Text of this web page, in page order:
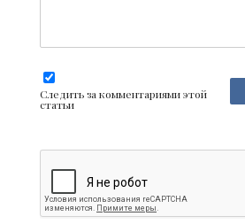
Следить за комментариями этой
статьи